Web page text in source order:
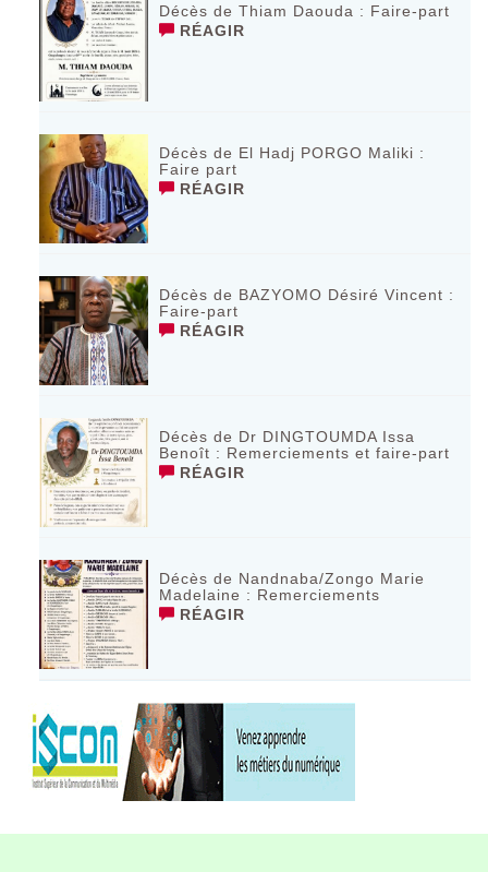
Décès de Thiam Daouda : Faire-part
RÉAGIR
Décès de El Hadj PORGO Maliki :
Faire part
RÉAGIR
Décès de BAZYOMO Désiré Vincent :
Faire-part
RÉAGIR
Décès de Dr DINGTOUMDA Issa
Benoît : Remerciements et faire-part
RÉAGIR
Décès de Nandnaba/Zongo Marie
Madelaine : Remerciements
RÉAGIR